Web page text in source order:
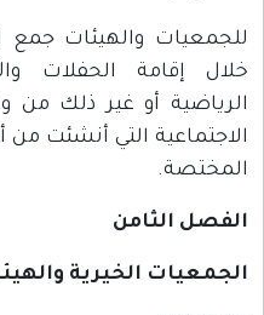
للجمعيات والهيئات جمع
خلال إقامة الحفلات
الرياضية أو غير ذلك من
الاجتماعية التي أنشئت من
المختصة.
الفصل الثامن
الجمعيات الخيرية